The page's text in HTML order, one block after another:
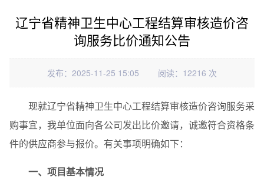
辽宁省精神卫生中心工程结算审核造价咨
询服务比价通知公告
发布：2025-11-25 15:05 阅读：12216 次
现就辽宁省精神卫生中心工程结算审核造价咨询服务采
购事宜，我单位面向各公司发出比价邀请，诚邀符合资格条
件的供应商参与报价。有关事项明确如下：
一、项目基本情况